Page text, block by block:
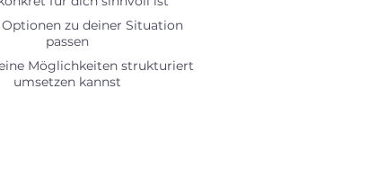
zu deiner Situation
passen
Möglichkeiten strukturiert
umsetzen kannst